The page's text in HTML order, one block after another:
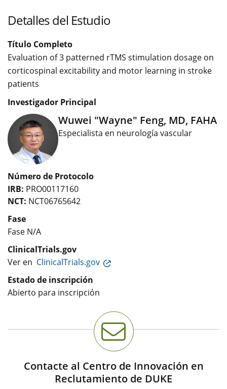
Detalles del Estudio
Título Completo
Evaluation of 3 patterned rTMS stimulation dosage on
corticospinal excitability and motor learning in stroke
patients
Investigador Principal
Wuwei "Wayne" Feng, MD, FAHA
Especialista en neurología vascular
Número de Protocolo
IRB: PRO00117160
NCT: NCT06765642
Fase
Fase N/A
ClinicalTrials.gov
Ver en ClinicalTrials.gov
Estado de inscripción
Abierto para inscripción
Contacte al Centro de Innovación en
Reclutamiento de DUKE